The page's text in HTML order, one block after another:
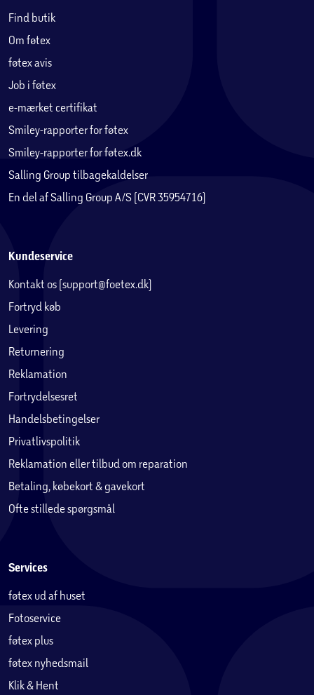
Find butik
Om føtex
føtex avis
Job i føtex
e-mærket certifikat
Smiley-rapporter for føtex
Smiley-rapporter for føtex.dk
Salling Group tilbagekaldelser
En del af Salling Group A/S (CVR 35954716)
Kundeservice
Kontakt os (support@foetex.dk)
Fortryd køb
Levering
Returnering
Reklamation
Fortrydelsesret
Handelsbetingelser
Privatlivspolitik
Reklamation eller tilbud om reparation
Betaling, købekort & gavekort
Ofte stillede spørgsmål
Services
føtex ud af huset
Fotoservice
føtex plus
føtex nyhedsmail
Klik & Hent